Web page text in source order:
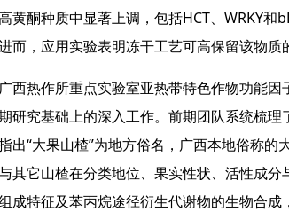
黄酮种质中显著上调，包括HCT、WRKY和
而，应用实验表明冻干工艺可高保留该物质
西热作所重点实验室亚热带特色作物功能
研究基础上的深入工作。前期团队系统梳
出“大果山楂”为地方俗名，广西本地俗称
其它山楂在分类地位、果实性状、活性成
成特征及苯丙烷途径衍生代谢物的生物合